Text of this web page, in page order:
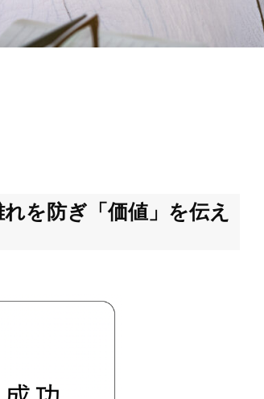
を防ぎ「価値」を伝え